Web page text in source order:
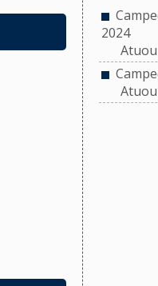
2024
Atuou
Atuou